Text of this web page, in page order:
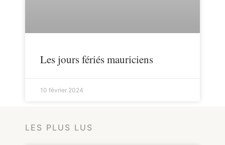
Les jours fériés mauriciens
10 février 2024
LES PLUS LUS